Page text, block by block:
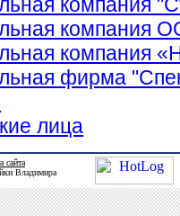
компания
компания
фирма
лица
сайта
Владимира